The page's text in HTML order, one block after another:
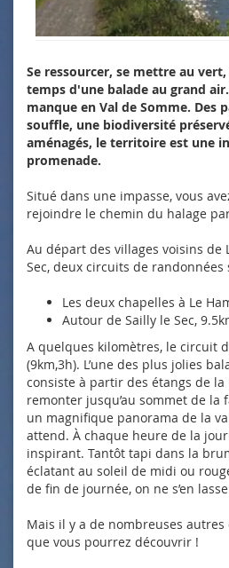
Se ressourcer, se mettre au
temps d'une balade au grand
manque en Val de Somme. Des
souffle, une biodiversité
aménagés, le territoire est une
promenade.
Situé dans une impasse, vous
rejoindre le chemin du halage
Au départ des villages voisins de
Sec, deux circuits de
Les deux chapelles à Le
Autour de Sailly le Sec,
A quelques kilomètres, le circuit
(9km,3h). L’une des plus jolies
consiste à partir des étangs de
remonter jusqu’au sommet de la
un magnifique panorama de la
attend. À chaque heure de la
inspirant. Tantôt tapi dans la
éclatant au soleil de midi ou
de fin de journée, on ne s’en
Mais il y a de nombreuses
que vous pourrez découvrir !